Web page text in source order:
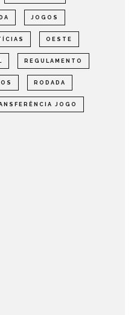
JOGOS
OESTE
REGULAMENTO
RODADA
JOGO